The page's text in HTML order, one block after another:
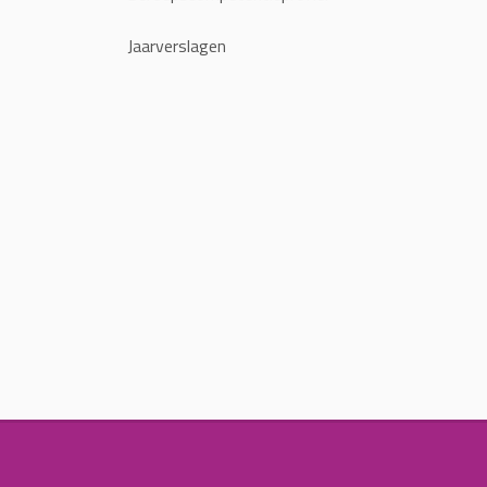
Jaarverslagen